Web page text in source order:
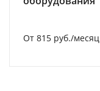
От 815 руб./месяц